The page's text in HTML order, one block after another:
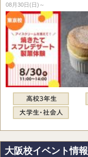
08月30日(日)～
大阪校イベント情報